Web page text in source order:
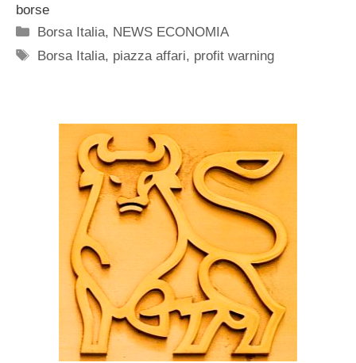
borse
Categorie
Borsa Italia, NEWS ECONOMIA
Tag
Borsa Italia, piazza affari, profit warning